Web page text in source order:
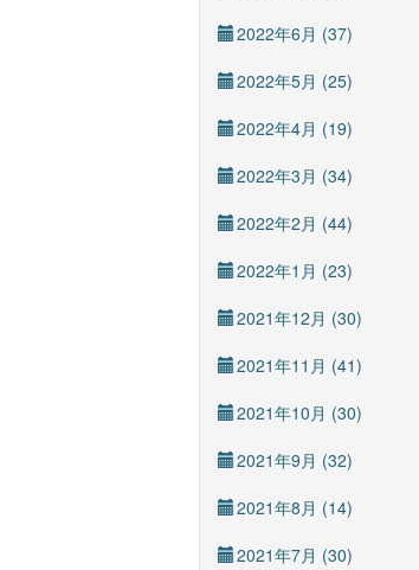
2022年6月 (37)
2022年5月 (25)
2022年4月 (19)
2022年3月 (34)
2022年2月 (44)
2022年1月 (23)
2021年12月 (30)
2021年11月 (41)
2021年10月 (30)
2021年9月 (32)
2021年8月 (14)
2021年7月 (30)